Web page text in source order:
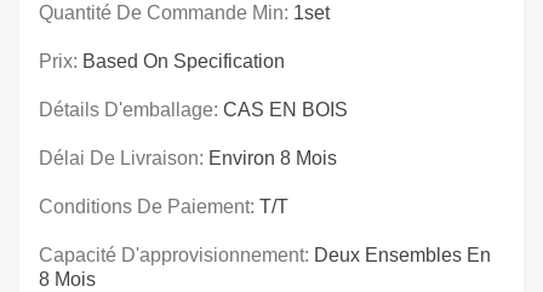
Quantité De Commande Min: 1set
Prix: Based On Specification
Détails D'emballage: CAS EN BOIS
Délai De Livraison: Environ 8 Mois
Conditions De Paiement: T/T
Capacité D'approvisionnement: Deux Ensembles En
8 Mois